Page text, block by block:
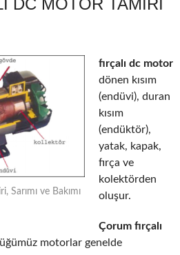
DC MOTOR TAMIRI
Sarımı ve Bakımı
fırçalı dc motor
dönen kısım
(endüvi), duran
kısım
(endüktör),
yatak, kapak,
fırça ve
kolektörden
oluşur.
Çorum fırçalı
motorlar genelde